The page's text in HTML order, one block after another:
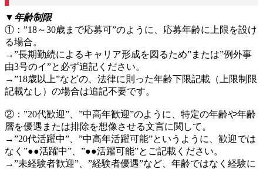
▼年齢制限
①：”18～30歳まで応募可”のように、応募年齢に上限を設け
る場合。
→”長期勤続によるキャリア形成を図るため”または”例外事
由3号のイ”と必ず追記ください。
→”18歳以上”などの、法律に則った年齢下限記載（上限制限
記載なし）の場合は追記不要です。
②：”20代歓迎”、”中高年歓迎”のように、特定の年齢や年齢
層を優遇または排除を想像させる文言に関して。
→”20代活躍中”、”中高年活躍可能”というように、歓迎では
なく”●●活躍中”、”●●活躍可能”とご記載ください。
→”未経験者歓迎”、”経験者優遇”など、年齢ではなく経験に